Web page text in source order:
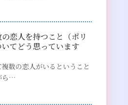
恋人を持つこと（ポリ
てどう思っています
数の恋人がいるということ
ら…